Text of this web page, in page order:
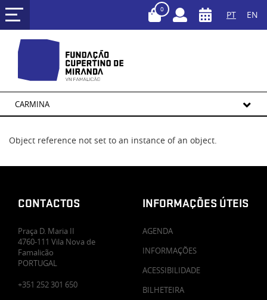
PT EN
0
CARMINA
Object reference not set to an instance of an object.
CONTACTOS
Praça D. Maria II
4760-111 Vila Nova de
Famalicão
PORTUGAL
+351 252 301 650
INFORMAÇÕES ÚTEIS
AGENDA
INFORMAÇÕES
ACESSIBILIDADE
BILHETEIRA